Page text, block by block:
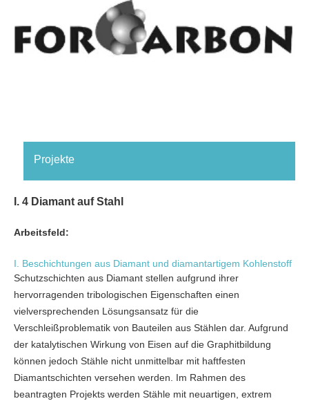
Projekte
I. 4 Diamant auf Stahl
Arbeitsfeld:
I. Beschichtungen aus Diamant und diamantartigem Kohlenstoff
Schutzschichten aus Diamant stellen aufgrund ihrer
hervorragenden tribologischen Eigenschaften einen
vielversprechenden Lösungsansatz für die
Verschleißproblematik von Bauteilen aus Stählen dar. Aufgrund
der katalytischen Wirkung von Eisen auf die Graphitbildung
können jedoch Stähle nicht unmittelbar mit haftfesten
Diamantschichten versehen werden. Im Rahmen des
beantragten Projekts werden Stähle mit neuartigen, extrem